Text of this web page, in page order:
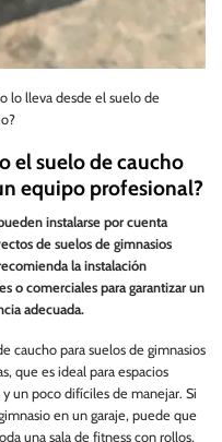
lo lleva desde el suelo de
el suelo de caucho
equipo profesional?
instalarse por cuenta
de suelos de gimnasios
la instalación
o comerciales para garantizar un
adecuada.
caucho para suelos de gimnasios
que es ideal para espacios
un poco difíciles de manejar. Si
en un garaje, puede que
una sala de fitness con rollos,